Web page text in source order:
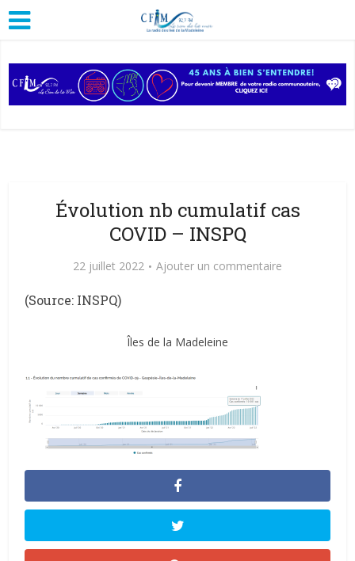
Évolution nb cumulatif cas
COVID – INSPQ
22 juillet 2022 Ajouter un commentaire
(Source: INSPQ)
Îles de la Madeleine